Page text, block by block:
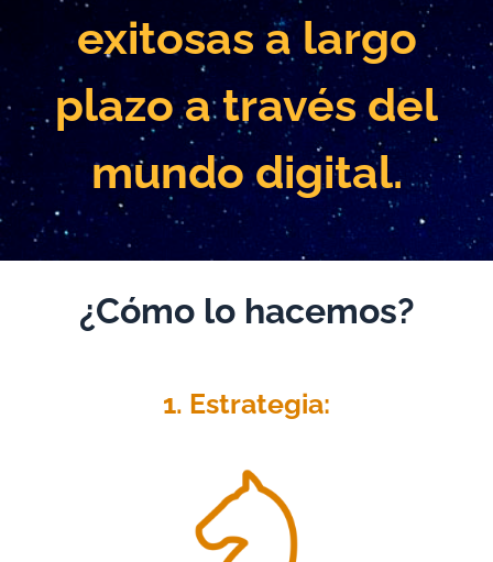
exitosas a largo
plazo a través del
mundo digital.
¿Cómo lo hacemos?
1. Estrategia: